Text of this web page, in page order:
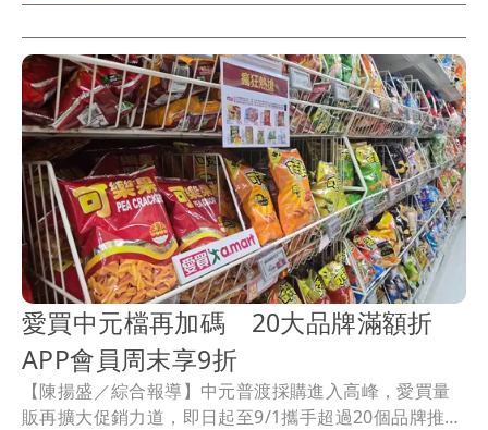
愛買中元檔再加碼 20大品牌滿額折
APP會員周末享9折
【陳揚盛／綜合報導】中元普渡採購進入高峰，愛買量
販再擴大促銷力道，即日起至9/1攜手超過20個品牌推出